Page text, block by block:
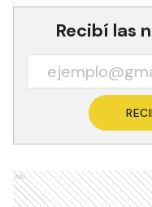
Recibí las
Ads